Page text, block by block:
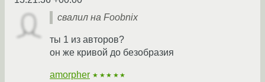
свалил на Foobnix
ты 1 из авторов?
он же кривой до безобразия
amorpher ★★★★★